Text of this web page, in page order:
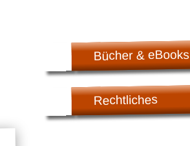
Bücher & eBooks
Rechtliches